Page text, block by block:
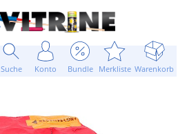
Suche Konto Bundle Merkliste Warenkorb